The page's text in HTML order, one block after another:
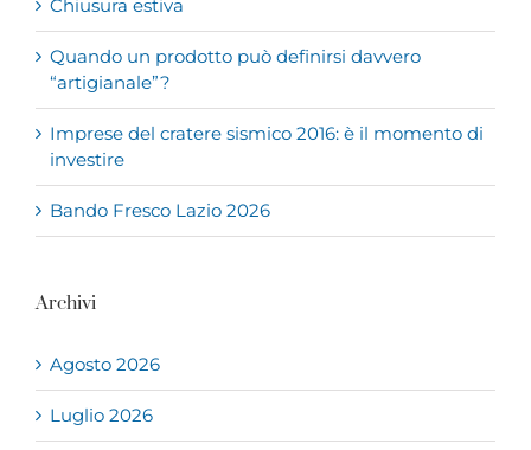
Chiusura estiva
Quando un prodotto può definirsi davvero
“artigianale”?
Imprese del cratere sismico 2016: è il momento di
investire
Bando Fresco Lazio 2026
Archivi
Agosto 2026
Luglio 2026